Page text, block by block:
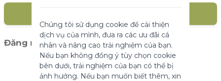
Đăng nhập với mạng xã hội(1)
thể hoạt động bình thường. Chúng
giúp làm cho một trang web có thể sử
dụng được bằng cách kích hoạt chức
năng cơ bản.
Thông số sản phẩm
Chúng tôi sử dụng cookie để cải thiện
dịch vụ của mình, đưa ra các ưu đãi cá
nhân và nâng cao trải nghiệm của bạn.
Nếu bạn không đồng ý tùy chọn cookie
bên dưới, trải nghiệm của bạn có thể bị
ảnh hưởng. Nếu bạn muốn biết thêm, xin